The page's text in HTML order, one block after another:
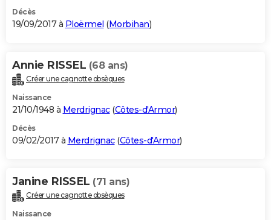
Décès
19/09/2017 à Ploërmel (Morbihan)
Annie RISSEL (68 ans)
Créer une cagnotte obsèques
Naissance
21/10/1948 à Merdrignac(Côtes-d'Armor)
Décès
09/02/2017 à Merdrignac(Côtes-d'Armor)
Janine RISSEL (71 ans)
Créer une cagnotte obsèques
Naissance